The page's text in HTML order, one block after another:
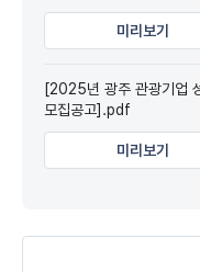
미리보기
[2025년 광주 관광기업
모집공고].pdf
미리보기